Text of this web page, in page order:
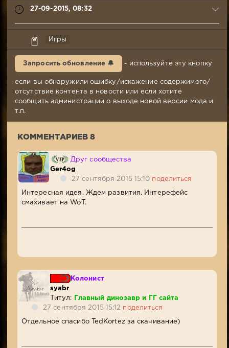
27-09-2015, 08:32
syabr
27-
08:32
Комментариев:
8
Игры
Запросить обновление 🔔 - используйте эту кнопку
если вы обнаружили ошибку/искажение содержимого/
отсутствие контента в новости или если хотите
сообщить администрации о выходе новой версии мода и
т.п.
КОММЕНТАРИЕВ 8
Друг сообщества
Ger4og
27 сентября 2015 15:10 поделиться
Интересная идея. Ждем развития. Интерефейс
смахивает на WoT.
Колонист
syabr
Титул:
Главный динозавр и ГГ сайта
27 сентября 2015 15:12 поделиться
Отдельное спасибо TedKortez за скачивание)